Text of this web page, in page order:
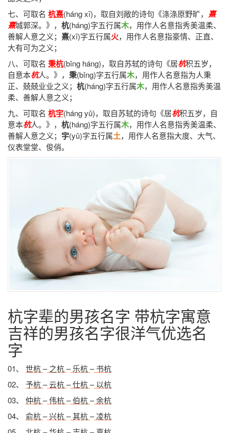
七、可取名 杭熹(háng xī)， 取自刘敞的诗句《涤涤原野旷， 熹
熹城郭深。》 ， 杭(háng)字五行属木，用作人名意指秀美温柔、
善解人意之义； 熹(xī)字五行属火，用作人名意指豪情、正直、
大有可为之义；
八、可取名 秉杭(bǐng háng)， 取自苏轼的诗句《居杭积五岁，
自意本杭人。》 ， 秉(bǐng)字五行属木，用作人名意指为人秉
正、兢兢业业之义； 杭(háng)字五行属木，用作人名意指秀美温
柔、善解人意之义；
九、可取名 杭宇(háng yǔ)， 取自苏轼的诗句《居杭积五岁，自
意本杭人。》 ， 杭(háng)字五行属木，用作人名意指秀美温柔、
善解人意之义； 宇(yǔ)字五行属土，用作人名意指大度、大气、
仪表堂堂、俊俏。
杭字辈的男孩名字 带杭字寓意
吉祥的男孩名字很洋气优选名
字
01、 世杭–之杭–乐杭–书杭
02、 予杭–云杭–仕杭–以杭
03、 仲杭–伟杭–伯杭–余杭
04、 俞杭–兴杭–其杭–凌杭